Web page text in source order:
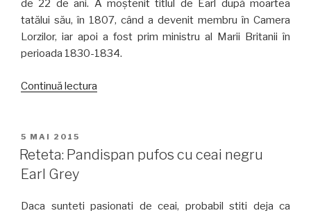
de 22 de ani. A moștenit titlul de Earl după moartea
tatălui său, în 1807, când a devenit membru în Camera
Lorzilor, iar apoi a fost prim ministru al Marii Britanii în
perioada 1830-1834.
Continuă lectura
ceaiul
bergamota”
PUBLICAT
PE
5 MAI 2015
Reteta: Pandispan pufos cu ceai negru
Earl Grey
Daca sunteti pasionati de ceai, probabil stiti deja ca